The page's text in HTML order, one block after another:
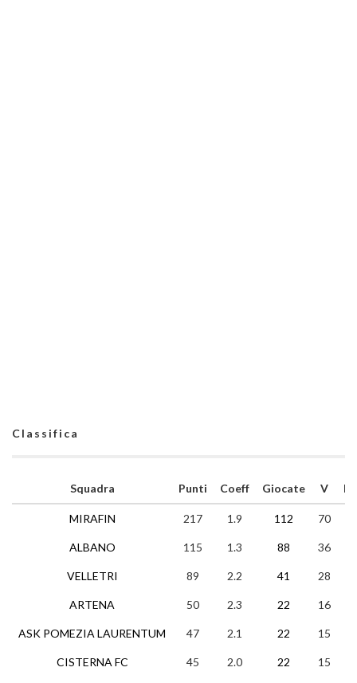
Classifica
Squadra
MIRAFIN
ALBANO
VELLETRI
ARTENA
ASK POMEZIA LAURENTUM
CISTERNA FC
Punti Coeff Giocate V N
217 1.9 112 70
115 1.3 88 36
89 2.2 41 28
50 2.3 22 16
47 2.1 22 15
45 2.0 22 15